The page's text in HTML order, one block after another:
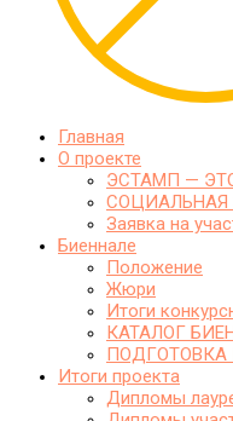
Главная
О проекте
ЭСТАМП —
СОЦИАЛЬНАЯ
Заявка на
Биеннале
Положение
Жюри
Итоги
КАТАЛОГ
ПОДГОТОВКА
Итоги проекта
Дипломы